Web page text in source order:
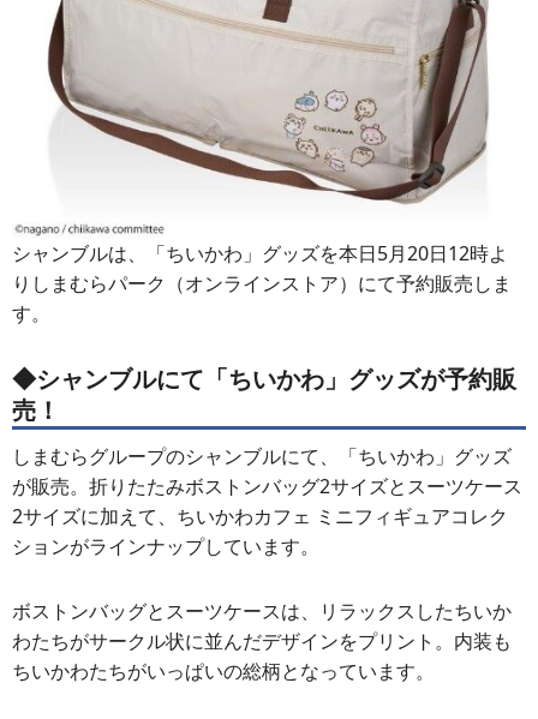
シャンブルは、「ちいかわ」グッズを本日5月20日12時よ
りしまむらパーク（オンラインストア）にて予約販売しま
す。
◆シャンブルにて「ちいかわ」グッズが予約販
売！
しまむらグループのシャンブルにて、「ちいかわ」グッズ
が販売。折りたたみボストンバッグ2サイズとスーツケース
2サイズに加えて、ちいかわカフェ ミニフィギュアコレク
ションがラインナップしています。
ボストンバッグとスーツケースは、リラックスしたちいか
わたちがサークル状に並んだデザインをプリント。内装も
ちいかわたちがいっぱいの総柄となっています。